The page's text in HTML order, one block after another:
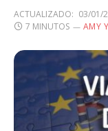
ACTUALIZADO: 03/01/
7 MINUTOS
AMY